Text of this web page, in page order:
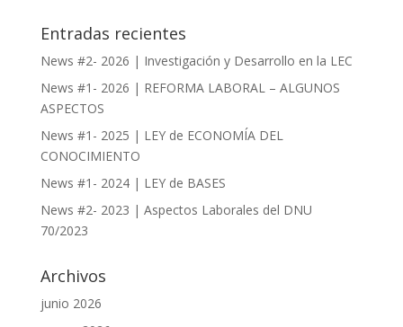
Entradas recientes
News #2- 2026 | Investigación y Desarrollo en la LEC
News #1- 2026 | REFORMA LABORAL – ALGUNOS
ASPECTOS
News #1- 2025 | LEY de ECONOMÍA DEL
CONOCIMIENTO
News #1- 2024 | LEY de BASES
News #2- 2023 | Aspectos Laborales del DNU
70/2023
Archivos
junio 2026